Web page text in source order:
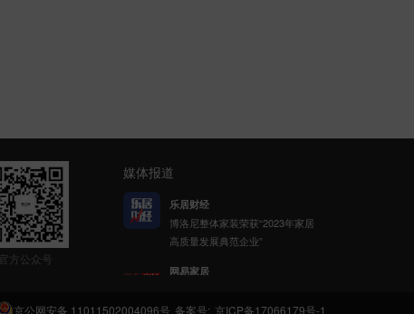
官方公众号
媒体报道
乐居财经
博洛尼整体家装荣获“2023年家居
高质量发展典范企业”
网易家居
博洛尼携手网易公益发起「健康
呼吸计划」
新浪家居
备案号: 京ICP备17066179号-1
京公网安备 11011502004096号